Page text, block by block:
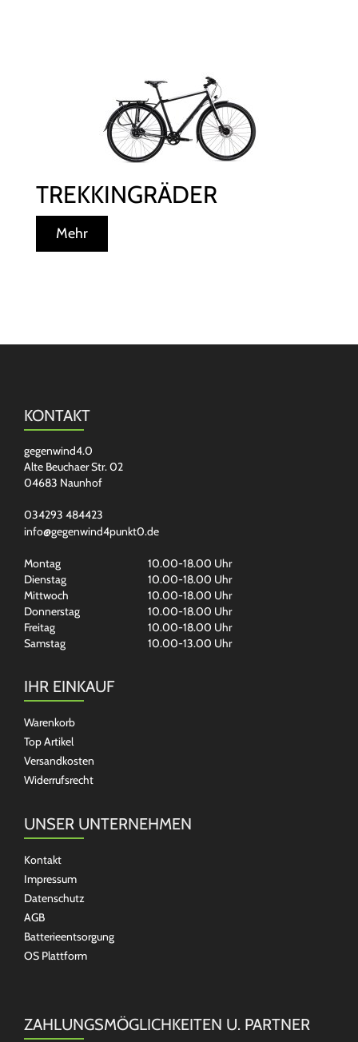
TREKKINGRÄDER
Mehr
KONTAKT
gegenwind4.0
Alte Beuchaer Str. 02
04683 Naunhof
034293 484423
info@gegenwind4punkt0.de
Montag
10.00-18.00 Uhr
Dienstag
10.00-18.00 Uhr
Mittwoch
10.00-18.00 Uhr
Donnerstag
10.00-18.00 Uhr
Freitag
10.00-18.00 Uhr
Samstag
10.00-13.00 Uhr
IHR EINKAUF
Warenkorb
Top Artikel
Versandkosten
Widerrufsrecht
UNSER UNTERNEHMEN
Kontakt
Impressum
Datenschutz
AGB
Batterieentsorgung
OS Plattform
ZAHLUNGSMÖGLICHKEITEN U. PARTNER